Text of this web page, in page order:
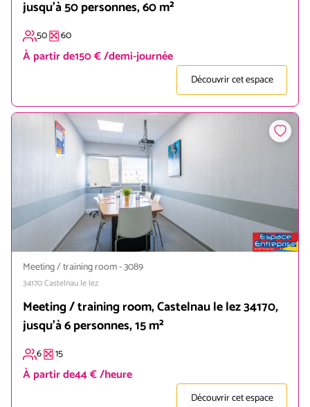
jusqu'à 50 personnes, 60 m²
50 60
À partir de150 € /demi-journée
Découvrir cet espace
Meeting / training room-3089
34170Castelnau le lez
Meeting / training room, Castelnau le lez 34170,
jusqu'à 6 personnes, 15 m²
6 15
À partir de44 € /heure
Découvrir cet espace